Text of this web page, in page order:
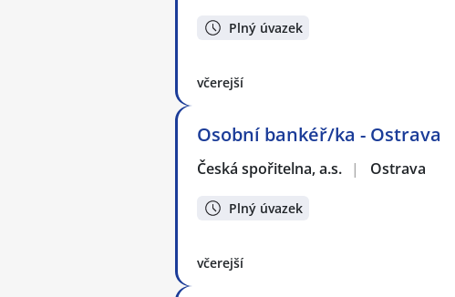
Plný úvazek
včerejší
Osobní bankéř/ka - Ostrava
Česká spořitelna, a.s. | Ostrava
Plný úvazek
včerejší